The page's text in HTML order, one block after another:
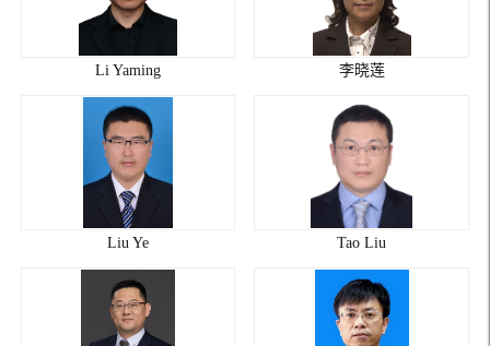
Li Yaming 李晓莲
Liu Ye Tao Liu